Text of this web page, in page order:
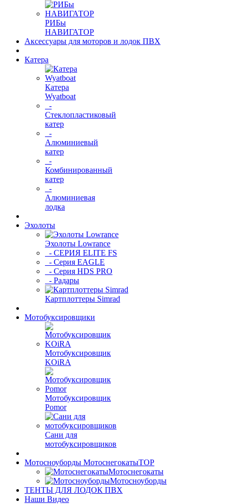
РИБы
НАВИГАТОР
Аксессуары для моторов и лодок ПВХ
Катера
Катера
Wyatboat
-
Cтеклопластиковый
катер
-
Алюминиевый
катер
-
Комбинированный
катер
-
Алюминиевая
лодка
Эхолоты
Эхолоты Lowrance
- СЕРИЯ ELITE FS
- Серия EAGLE
- Серия HDS PRO
- Радары
Картплоттеры Simrad
Мотобуксировщики
Мотобуксировщик
KOiRA
Мотобуксировщик
Pomor
Сани для
мотобуксировщиков
Мотосноуборды МотоснегокатыTOP
Мотоснегокаты
Мотосноуборды
ТЕНТЫ ДЛЯ ЛОДОК ПВХ
Наши Видео